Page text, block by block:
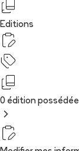
Editions
0 édition